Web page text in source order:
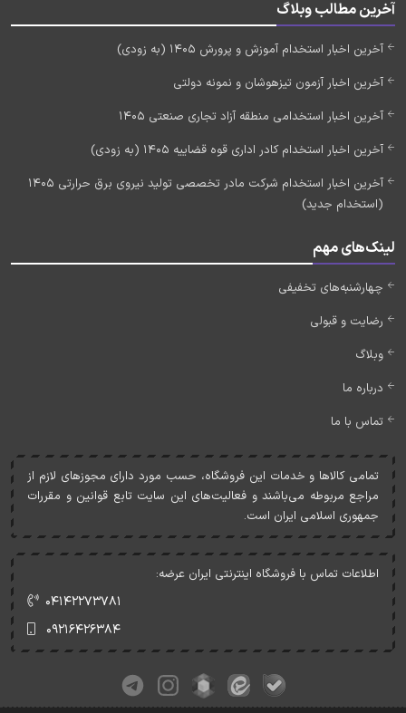
آخرین مطالب وبلاگ
آخرین اخبار استخدام آموزش و پرورش 1405 (به زودی)
آخرین اخبار آزمون تیزهوشان و نمونه دولتی
آخرین اخبار استخدامی منطقه آزاد تجاری صنعتی 1405
آخرین اخبار استخدام کادر اداری قوه قضاییه 1405 (به زودی)
آخرین اخبار استخدام شرکت مادر تخصصی تولید نیروی برق حرارتی 1405
(استخدام جدید)
لینک‌های مهم
چهارشنبه‌های تخفیفی
رضایت و قبولی
وبلاگ
درباره ما
تماس با ما
تمامی کالاها و خدمات اين فروشگاه، حسب مورد دارای مجوزهای لازم از
مراجع مربوطه می‌باشند و فعاليت‌های اين سايت تابع قوانين و مقررات
جمهوری اسلامی ايران است.
اطلاعات تماس با فروشگاه اینترنتی ایران عرضه:
۰۴۱۴۲۲۷۳۷۸۱
۰۹۲۱۶۴۲۶۳۸۴